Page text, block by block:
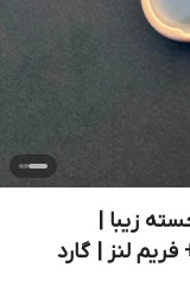
زیبا |
لنز | گارد